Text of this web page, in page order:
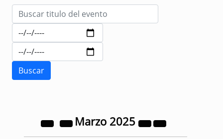
Marzo 2025